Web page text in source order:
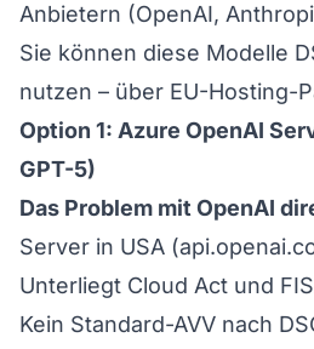
Anbietern (OpenAI,
Sie können diese Modelle
nutzen – über EU-Hosting-
Option 1: Azure OpenAI
GPT-5)
Das Problem mit OpenAI
Server in USA
Unterliegt Cloud Act und
Kein Standard-AVV nach